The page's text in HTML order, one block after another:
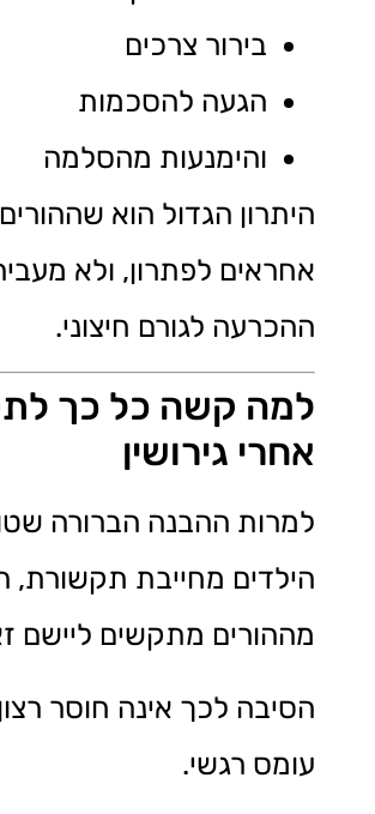
בירור צרכים
הגעה להסכמות
והימנעות מהסלמה
היתרון הגדול הוא
אחראים לפתרון, ולא
ההכרעה לגורם חיצוני.
למה קשה כל כך
אחרי גירושין
למרות ההבנה הברורה
הילדים מחייבת תקשורת,
מההורים מתקשים ליישם
הסיבה לכך אינה חוסר
עומס רגשי.